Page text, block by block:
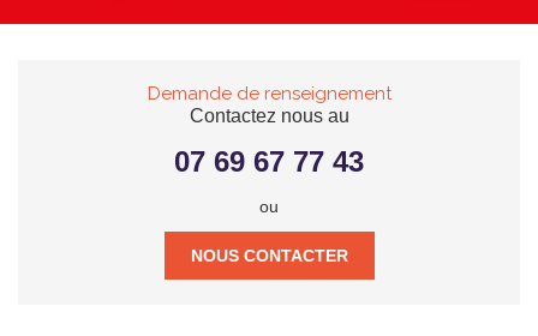
Demande de renseignement
Contactez nous au
07 69 67 77 43
ou
NOUS CONTACTER